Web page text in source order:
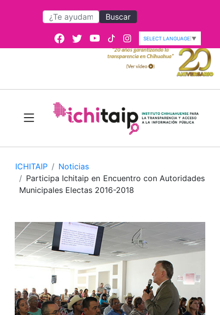
Buscar
SELECT LANGUAGE ▼
ICHITAIP
Noticias
Participa Ichitaip en Encuentro con Autoridades
Municipales Electas 2016-2018